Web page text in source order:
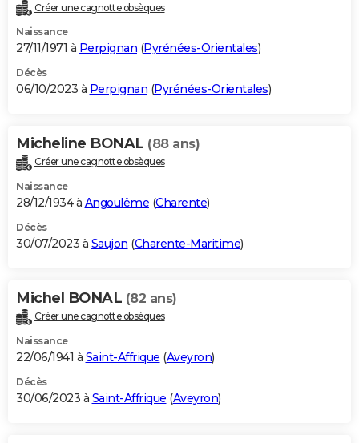
Créer une cagnotte obsèques
Naissance
27/11/1971 à Perpignan (Pyrénées-Orientales)
Décès
06/10/2023 à Perpignan (Pyrénées-Orientales)
Micheline BONAL (88 ans)
Créer une cagnotte obsèques
Naissance
28/12/1934 à Angoulême (Charente)
Décès
30/07/2023 à Saujon (Charente-Maritime)
Michel BONAL (82 ans)
Créer une cagnotte obsèques
Naissance
22/06/1941 à Saint-Affrique (Aveyron)
Décès
30/06/2023 à Saint-Affrique (Aveyron)